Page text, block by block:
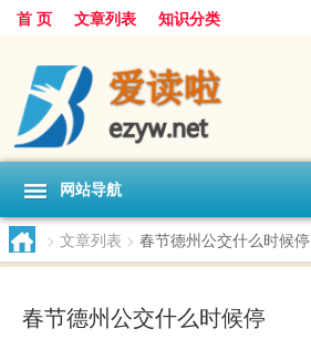
首 页 文章列表 知识分类
网站导航
> 文章列表 > 春节德州公交什么时候停
春节德州公交什么时候停